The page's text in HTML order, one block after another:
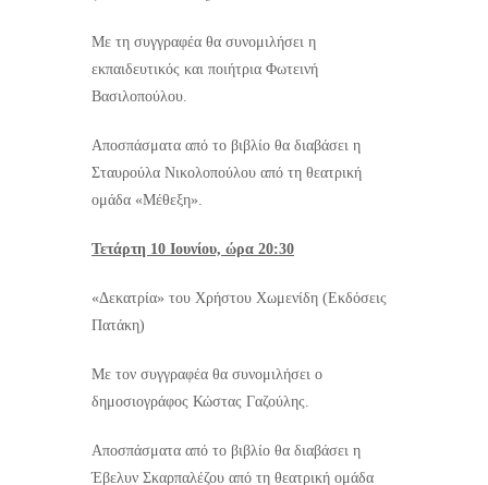
Με τη συγγραφέα θα συνομιλήσει η
εκπαιδευτικός και ποιήτρια Φωτεινή
Βασιλοπούλου.
Αποσπάσματα από το βιβλίο θα διαβάσει η
Σταυρούλα Νικολοπούλου από τη θεατρική
ομάδα «Μέθεξη».
Τετάρτη 10 Ιουνίου, ώρα 20:30
«Δεκατρία» του Χρήστου Χωμενίδη (Εκδόσεις
Πατάκη)
Με τον συγγραφέα θα συνομιλήσει ο
δημοσιογράφος Κώστας Γαζούλης.
Αποσπάσματα από το βιβλίο θα διαβάσει η
Έβελυν Σκαρπαλέζου από τη θεατρική ομάδα